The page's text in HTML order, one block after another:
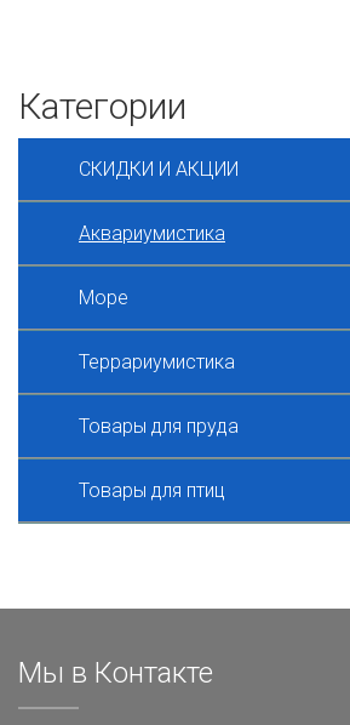
Категории
СКИДКИ И АКЦИИ
Аквариумистика
Море
Террариумистика
Товары для пруда
Товары для птиц
Мы в Контакте